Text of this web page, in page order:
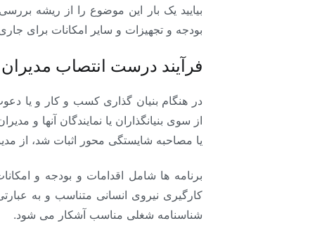
بیایید یک بار این موضوع را از ریشه
بودجه و تجهیزات و سایر امکانات برای
فرآیند درست انتصاب
در هنگام بنیان گذاری کسب و کار و یا
از سوی بنیانگذاران یا نمایندگان آنها و
یا مصاحبه شایستگی محور اثبات شد، از
برنامه ها شامل اقدامات و بودجه و
کارگیری نیروی انسانی متناسب و به
شناسنامه شغلی مناسب آشکار می شود.